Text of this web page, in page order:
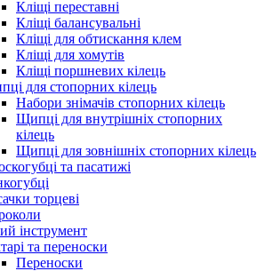
Кліщі переставні
Кліщі балансувальні
Кліщі для обтискання клем
Кліщі для хомутів
Кліщі поршневих кілець
для стопорних кілець
Набори знімачів стопорних кілець
Щипці для внутрішніх стопорних
кілець
Щипці для зовнішніх стопорних кілець
та пасатижі
торцеві
інструмент
та переноски
Переноски